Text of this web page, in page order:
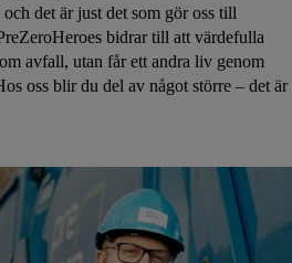
det är just det som gör oss till
bidrar till att värdefulla
avfall, utan får ett andra liv genom
oss blir du del av något större – det är